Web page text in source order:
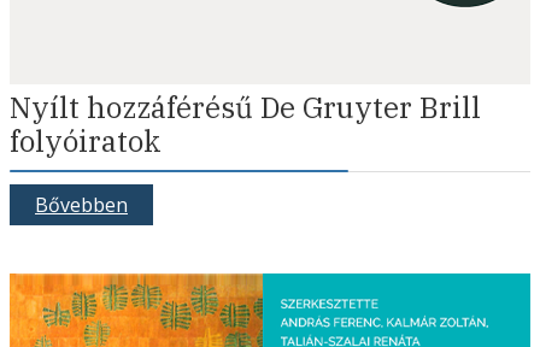
Nyílt hozzáférésű De Gruyter Brill
folyóiratok
Bővebben